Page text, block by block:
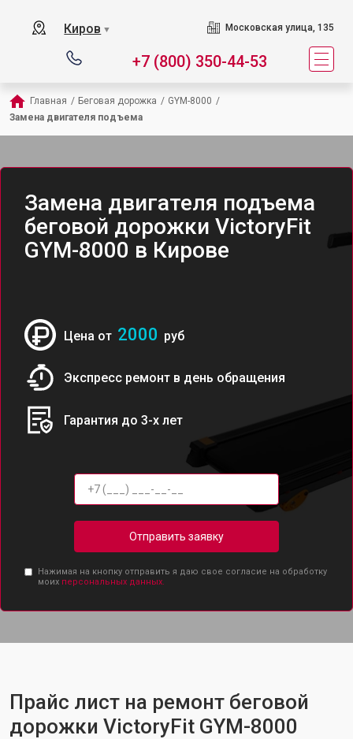
Киров ▼ Московская улица, 135
+7 (800) 350-44-53
Главная / Беговая дорожка / GYM-8000 /
Замена двигателя подъема
Замена двигателя подъема
беговой дорожки VictoryFit
GYM-8000 в Кирове
Цена от 2000 руб
Экспресс ремонт в день обращения
Гарантия до 3-х лет
Отправить заявку
Нажимая на кнопку отправить я даю свое согласие на обработку
моих персональных данных.
Прайс лист на ремонт беговой
дорожки VictoryFit GYM-8000